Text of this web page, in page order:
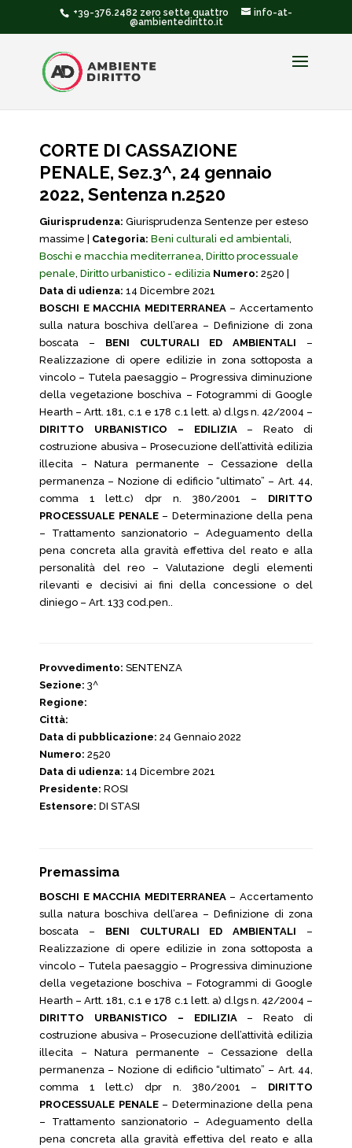
+39-376.2482 zero sette quattro
info-at-
@ambientediritto.it
CORTE DI CASSAZIONE
PENALE, Sez.3^, 24 gennaio
2022, Sentenza n.2520
Giurisprudenza: Giurisprudenza Sentenze per esteso
massime | Categoria: Beni culturali ed ambientali,
Boschi e macchia mediterranea, Diritto processuale
penale, Diritto urbanistico - edilizia Numero: 2520 |
Data di udienza: 14 Dicembre 2021
BOSCHI E MACCHIA MEDITERRANEA– Accertamento
sulla natura boschiva dell’area – Definizione di zona
boscata – BENI CULTURALI ED AMBIENTALI –
Realizzazione di opere edilizie in zona sottoposta a
vincolo – Tutela paesaggio – Progressiva diminuzione
della vegetazione boschiva – Fotogrammi di Google
Hearth – Artt. 181, c.1 e 178 c.1 lett. a) d.lgs n. 42/2004 –
DIRITTO URBANISTICO – EDILIZIA– Reato di
costruzione abusiva – Prosecuzione dell’attività edilizia
illecita – Natura permanente – Cessazione della
permanenza – Nozione di edificio “ultimato” – Art. 44,
comma 1 lett.c) dpr n. 380/2001 – DIRITTO
PROCESSUALE PENALE– Determinazione della pena
– Trattamento sanzionatorio – Adeguamento della
pena concreta alla gravità effettiva del reato e alla
personalità del reo – Valutazione degli elementi
rilevanti e decisivi ai fini della concessione o del
diniego – Art. 133 cod.pen..
Provvedimento: SENTENZA
Sezione: 3^
Regione:
Città:
Data di pubblicazione: 24 Gennaio 2022
Numero: 2520
Data di udienza: 14 Dicembre 2021
Presidente: ROSI
Estensore: DI STASI
Premassima
BOSCHI E MACCHIA MEDITERRANEA– Accertamento
sulla natura boschiva dell’area – Definizione di zona
boscata – BENI CULTURALI ED AMBIENTALI –
Realizzazione di opere edilizie in zona sottoposta a
vincolo – Tutela paesaggio – Progressiva diminuzione
della vegetazione boschiva – Fotogrammi di Google
Hearth – Artt. 181, c.1 e 178 c.1 lett. a) d.lgs n. 42/2004 –
DIRITTO URBANISTICO – EDILIZIA– Reato di
costruzione abusiva – Prosecuzione dell’attività edilizia
illecita – Natura permanente – Cessazione della
permanenza – Nozione di edificio “ultimato” – Art. 44,
comma 1 lett.c) dpr n. 380/2001 – DIRITTO
PROCESSUALE PENALE– Determinazione della pena
– Trattamento sanzionatorio – Adeguamento della
pena concreta alla gravità effettiva del reato e alla